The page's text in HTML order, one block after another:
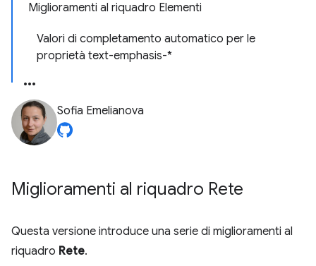
Miglioramenti al riquadro Elementi
Valori di completamento automatico per le
proprietà text-emphasis-*
Sofia Emelianova
Miglioramenti al riquadro Rete
Questa versione introduce una serie di miglioramenti al
riquadro Rete.